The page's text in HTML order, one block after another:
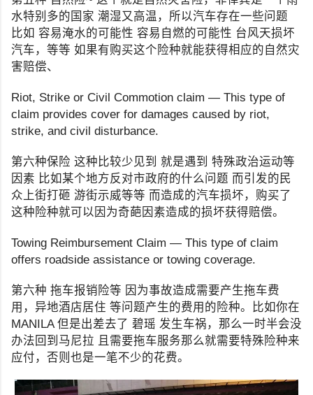
水特别多的国家 潮湿又高温，所以汽车存在一些问题
比如 容易淹水的可能性 容易自燃的可能性 台风天损坏
汽车，等等 如果有购买这个险种就能获得相应的自然灾
害赔偿、
Riot, Strike or Civil Commotion claim — This type of
claim provides cover for damages caused by riot,
strike, and civil disturbance.
第六种保险 这种比较少见到 就是遇到 特殊政治运动等
因素 比如某个地方反对市政府的什么问题 而引发的民
众上街打砸 游街示威等等 而造成的汽车损坏，购买了
这种险种就可以因为奇葩因素造成的损坏获得赔偿。
Towing Reimbursement Claim — This type of claim
offers roadside assistance or towing coverage.
第六种 拖车报销险等 因为事故造成需要产生拖车费
用，异地酒店居住 等问题产生的费用的险种。比如你在
MANILA 但是出差去了 碧瑶 发生车祸，那么一时半会没
办法回到马尼拉 且需要拖车服务那么就需要特殊险种来
应付，否则也是一笔不少的花费。